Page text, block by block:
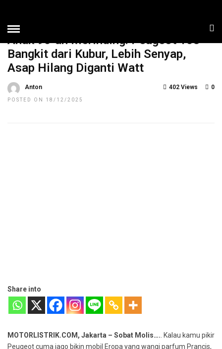
Anak 90-an Merinding: Peugeot 103
Bangkit dari Kubur, Lebih Senyap,
Asap Hilang Diganti Watt
Anton
POSTED ON 18/12/2025
0
402 Views
Share into
MOTORLISTRIK.COM, Jakarta – Sobat Molis…. . Kalau kamu pikir
Peugeot cuma jago bikin mobil Eropa yang wangi parfum Prancis,